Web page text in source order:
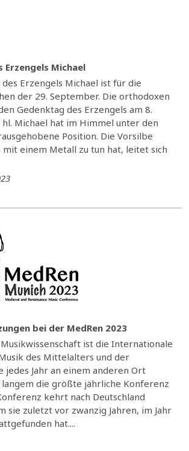
Erzengels Michael
Erzengels Michael ist für die
der 29. September. Die orthodoxen
Gedenktag des Erzengels am 8.
Michael hat im Himmel unter den
Position. Die Vorsilbe
mit einem Metall zu tun hat, leitet sich
bei der MedRen 2023
ist die Internationale
des Mittelalters und der
jedes Jahr an einem anderen Ort
die größte jährliche Konferenz
kehrt nach Deutschland
sie zuletzt vor zwanzig Jahren, im Jahr
hat....